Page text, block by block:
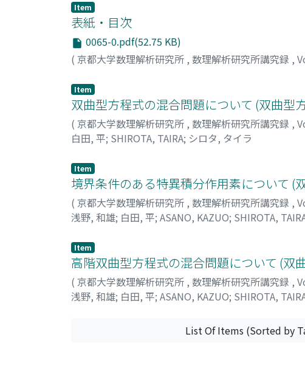
Item
表紙・目次
0065-0.pdf(52.75 KB)
( 京都大学数理解析研究所 , 数理解析研究所講究録 ,
Item
双曲型方程式の混合問題について (双曲型
( 京都大学数理解析研究所 , 数理解析研究所講究録 ,
白田, 平; SHIROTA, TAIRA; シロタ, タイラ
Item
境界条件のある特異積分作用素について (
( 京都大学数理解析研究所 , 数理解析研究所講究録 ,
浅野, 和雄; 白田, 平; ASANO, KAZUO; SHIROTA,
Item
高階双曲型方程式の混合問題について (双
( 京都大学数理解析研究所 , 数理解析研究所講究録 ,
浅野, 和雄; 白田, 平; ASANO, KAZUO; SHIROTA,
List Of Items (Sorted by